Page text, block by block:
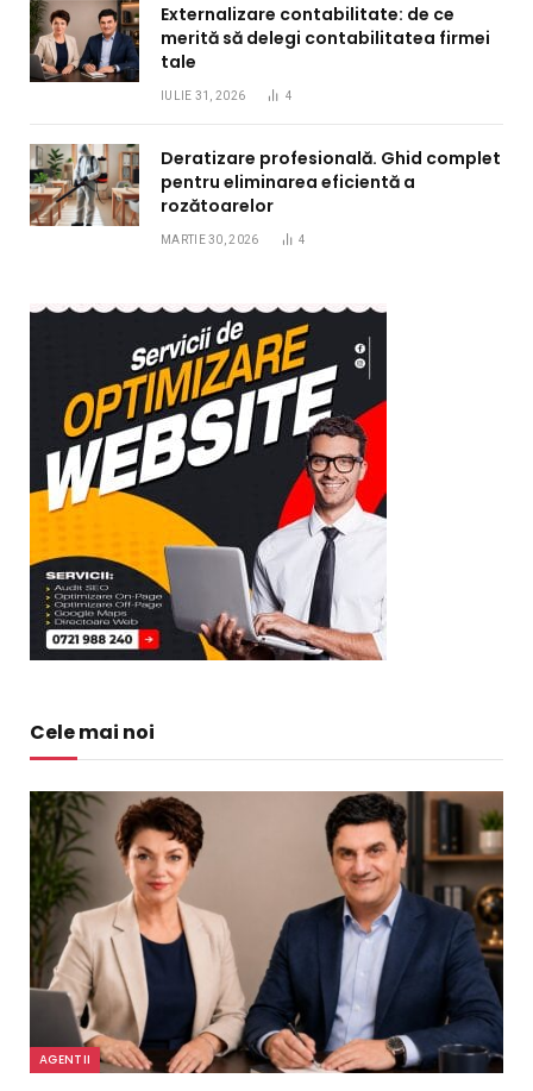
Externalizare contabilitate: de ce
merită să delegi contabilitatea firmei
tale
IULIE 31, 2026 4
Deratizare profesională. Ghid complet
pentru eliminarea eficientă a
rozătoarelor
MARTIE 30, 2026 4
Cele mai noi
AGENTII